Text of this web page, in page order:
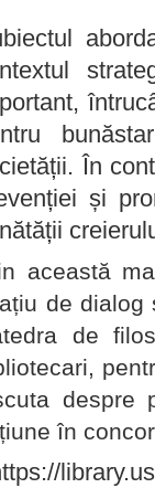
În
și
această
de dialog
de
despre
în